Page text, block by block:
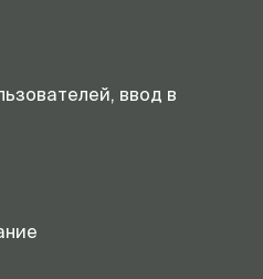
ввод в